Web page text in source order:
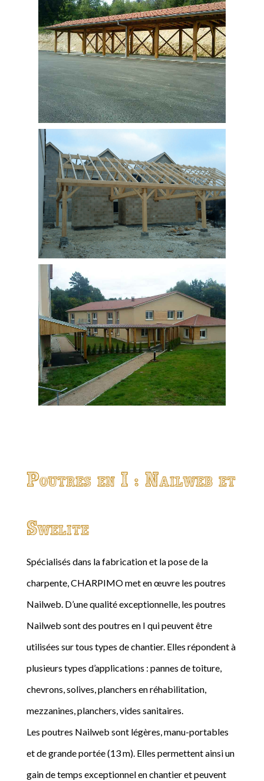
Poutres en I : Nailweb et
Swelite
Spécialisés dans la fabrication et la pose de la
charpente, CHARPIMO met en œuvre les poutres
Nailweb. D’une qualité exceptionnelle, les poutres
Nailweb sont des poutres en I qui peuvent être
utilisées sur tous types de chantier. Elles répondent à
plusieurs types d’applications : pannes de toiture,
chevrons, solives, planchers en réhabilitation,
mezzanines, planchers, vides sanitaires.
Les poutres Nailweb sont légères, manu-portables
et de grande portée (13 m). Elles permettent ainsi un
gain de temps exceptionnel en chantier et peuvent